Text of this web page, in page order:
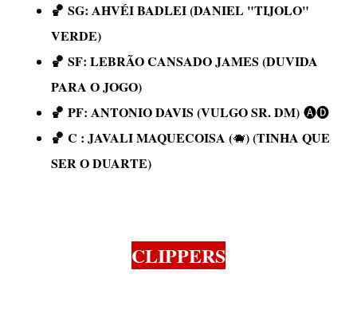
🏀 SG: AHVÉI BADLEI (DANIEL "TIJOLO"
VERDE)
🏀 SF: LEBRÃO CANSADO JAMES (DUVIDA
PARA O JOGO)
🏀 PF: ANTONIO DAVIS (VULGO SR. DM) 🅐🅓
🏀 C : JAVALI MAQUECOISA (🐗) (TINHA QUE
SER O DUARTE)
CLIPPERS